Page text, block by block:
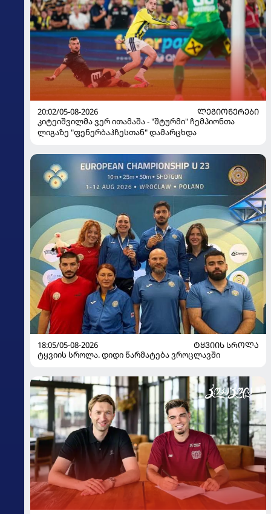
20:02/05-08-2026
ᲚᲔᲒᲘᲝᲜᲔᲠᲔᲑᲘ
კიტეიშვილმა ვერ ითამაშა - "შტურმი" ჩემპიონთა
ლიგაზე "ფენერბაჰჩესთან" დამარცხდა
18:05/05-08-2026
ᲢᲧᲕᲘᲘᲡ ᲡᲠᲝᲚᲐ
ტყვიის სროლა. დიდი წარმატება ვროცლავში